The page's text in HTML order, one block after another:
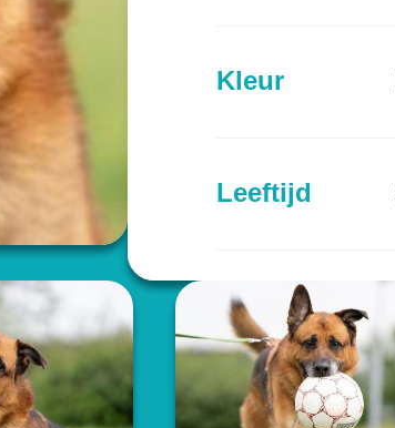
Kleur
Leeftijd
Provincie